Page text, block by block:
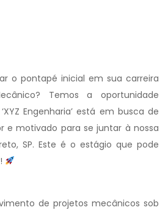
o pontapé inicial em sua carreira
Temos a oportunidade
Engenharia’ está em busca de
e motivado para se juntar à nossa
SP. Este é o estágio que pode
de projetos mecânicos sob